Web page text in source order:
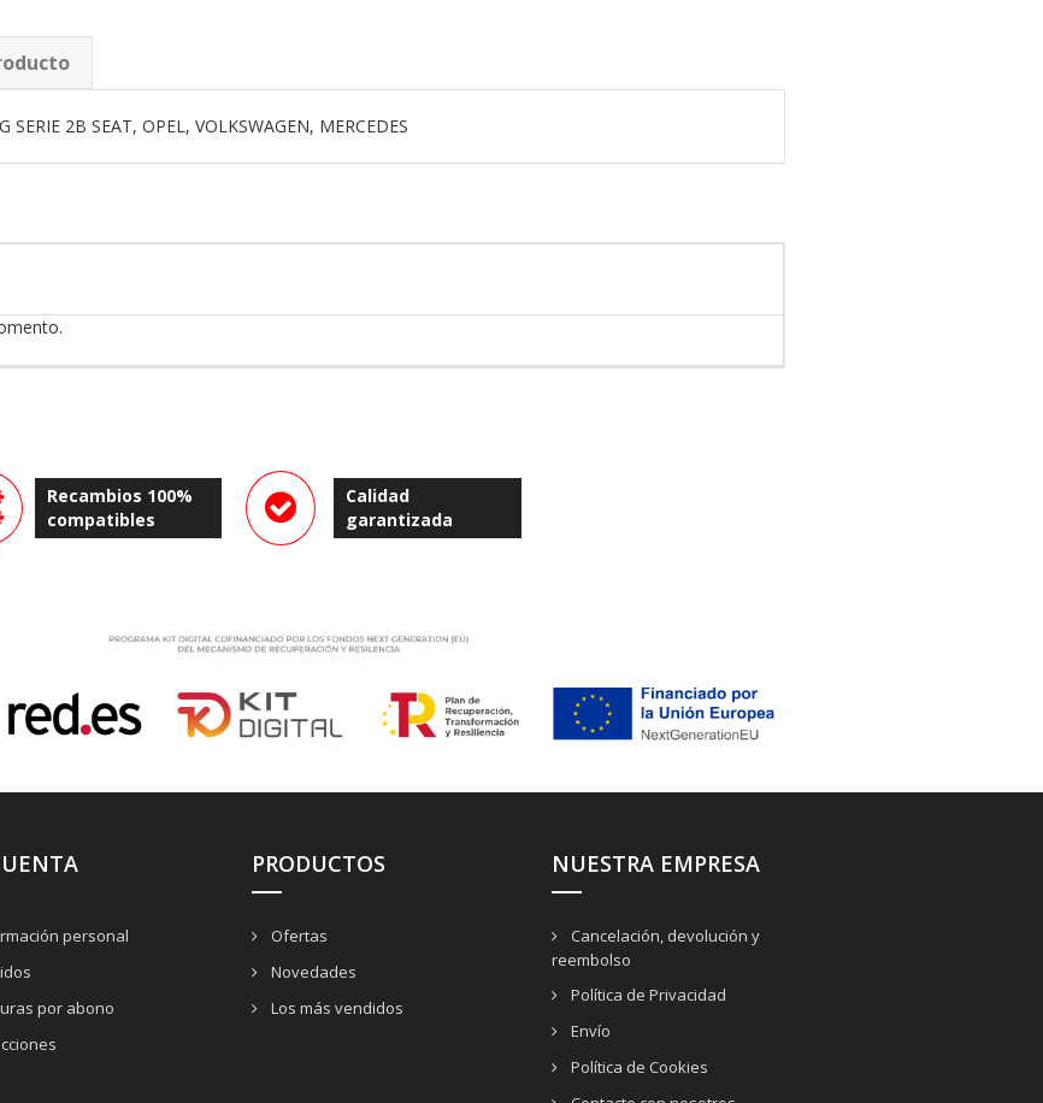
SERIE 2B SEAT, OPEL, VOLKSWAGEN, MERCEDES
Recambios 100%
compatibles
Calidad
garantizada
personal
por abono
PRODUCTOS
Ofertas
Novedades
Los más vendidos
NUESTRA EMPRESA
Cancelación, devolución y
reembolso
Política de Privacidad
Envío
Política de Cookies